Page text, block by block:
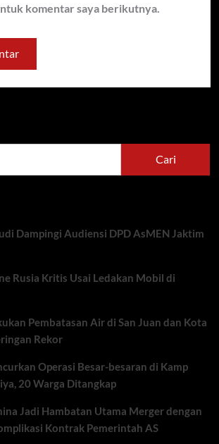
komentar saya berikutnya.
Cari
Dampingi Audiensi DPD AsMEN Jaktim
Rusia Kritis Usai Ledakan Mobil di
Pembatasan Air di San Juan dan Kota
Rekor
Operasi Besar-besaran di Kamp
20 Warga Ditangkap
Jadi Hambatan Utama Merger dengan
Kontrak Pemerintah AS